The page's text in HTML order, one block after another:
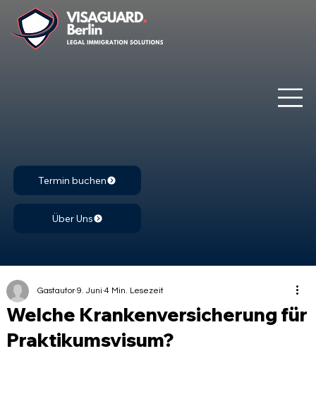
Termin buchen
Über Uns
Welche Krankenversicherung für
Praktikumsvisum?
Gastautor 9. Juni 4 Min. Lesezeit